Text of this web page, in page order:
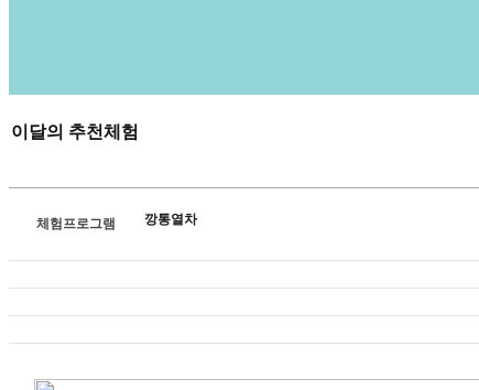
이달의 추천체험
체험프로그램 깡통열차